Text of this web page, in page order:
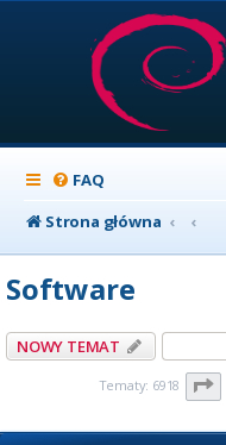
FAQ
Strona główna
Software
NOWY TEMAT
Tematy: 6918